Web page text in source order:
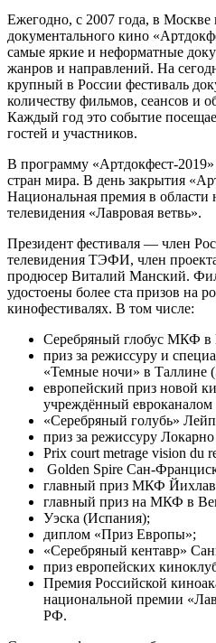
Ежегодно, с 2007 года, в Москве
документального кино
самые яркие и неформатные
жанров и направлений. На
крупный в России фестиваль
количеству фильмов, сеансов и
Каждый год это событие
гостей и участников.
В программу «Артдокфест-
стран мира. В день закрытия
Национальная премия в области
телевидения «Лавровая ветвь».
Президент фестиваля — член
телевидения ТЭФИ, член
продюсер Виталий Манский.
удостоены более ста призов на
кинофестивалях. В том числе:
Серебряный глобус МКФ в
приз за режиссуру и
«Темные ночи» в Таллине
европейский приз новой
учреждённый евроканалом
«Серебряный голубь»
приз за режиссуру
Prix court metrage vision
Golden Spire Сан-
главный приз МКФ
главный приз на МКФ в
Уэска (Испания);
диплом «Приз Европы»;
«Серебряный кентавр»
приз европейских
Премия Российской
национальной премии
РФ.